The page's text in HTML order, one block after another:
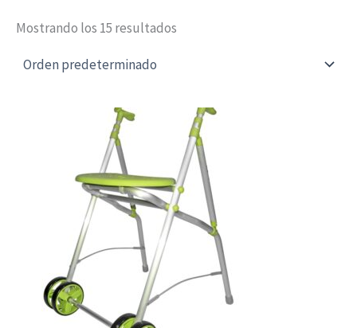
Mostrando los 15 resultados